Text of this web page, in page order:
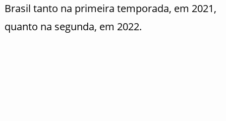
Brasil tanto na primeira temporada, em 2021,
quanto na segunda, em 2022.